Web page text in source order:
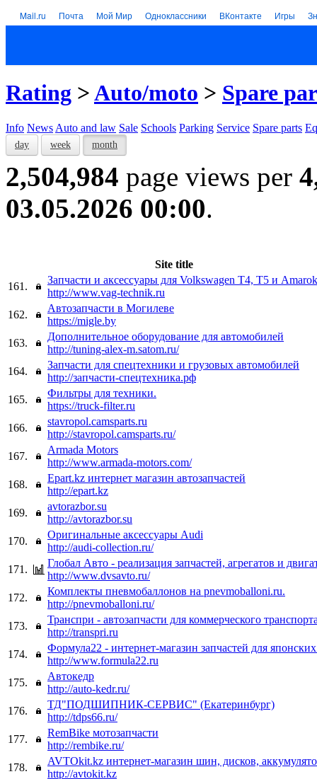
Mail.ru Почта Мой Мир Одноклассники ВКонтакте Игры
Rating >Auto/moto > Spare
Info News Auto and law Sale Schools Parking Service Spare parts
day week month
2,504,984 page views per
03.05.2026 00:00.
Site title
161.
Запчасти и аксессуары для Volkswagen T4, T5 и Amarok
http://www.vag-technik.ru
162.
Автозапчасти в Могилеве
https://migle.by
163.
Дополнительное оборудование для автомобилей
http://tuning-alex-m.satom.ru/
164.
Запчасти для спецтехники и грузовых автомобилей
http://запчасти-спецтехника.рф
165.
Фильтры для техники.
https://truck-filter.ru
166.
stavropol.camsparts.ru
http://stavropol.camsparts.ru/
167.
Armada Motors
http://www.armada-motors.com/
168.
Epart.kz интернет магазин автозапчастей
http://epart.kz
169.
avtorazbor.su
http://avtorazbor.su
170.
Оригинальные аксессуары Audi
http://audi-collection.ru/
171.
Глобал Авто - реализация запчастей, агрегатов и
http://www.dvsavto.ru/
172.
Комплекты пневмобаллонов на pnevmoballoni.ru.
http://pnevmoballoni.ru/
173.
Транспри - автозапчасти для коммерческого
http://transpri.ru
174.
Формула22 - интернет-магазин запчастей для
http://www.formula22.ru
175.
Автокедр
http://auto-kedr.ru/
176.
ТД"ПОДШИПНИК-СЕРВИС" (Екатеринбург)
http://tdps66.ru/
177.
RemBike мотозапчасти
http://rembike.ru/
178.
AVTOkit.kz интернет-магазин шин, дисков,
http://avtokit.kz